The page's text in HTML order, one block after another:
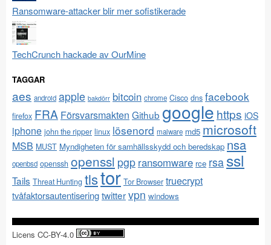
Ransomware-attacker blir mer sofistikerade
TechCrunch hackade av OurMine
TAGGAR
aes android apple bakdörr bitcoin chrome Cisco dns facebook
firefox FRA Försvarsmakten Github google https iOS
iphone john the ripper linux lösenord malware md5 microsoft
MSB MUST Myndigheten för samhällsskydd och beredskap nsa
openbsd openssh openssl pgp ransomware rce rsa ssl
Tails Threat Hunting tlstor Tor Browser truecrypt
tvåfaktorsautentiseringtwittervpn windows
Licens CC-BY-4.0